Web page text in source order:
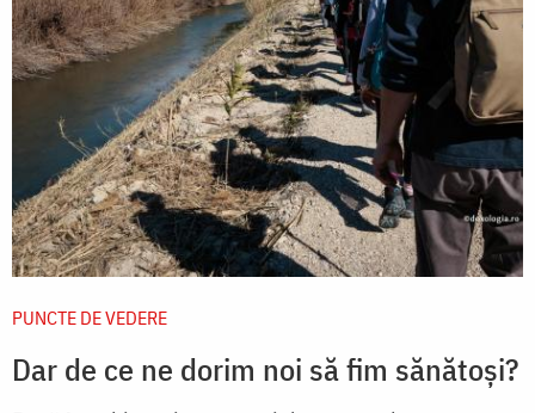
PUNCTE DE VEDERE
Dar de ce ne dorim noi să fim sănătoşi?